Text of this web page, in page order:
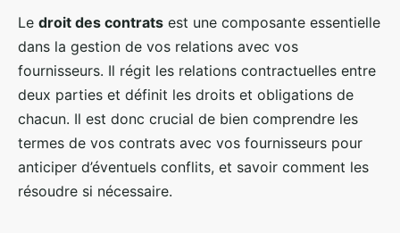
Le droit des contrats est une composante essentielle
dans la gestion de vos relations avec vos
fournisseurs. Il régit les relations contractuelles entre
deux parties et définit les droits et obligations de
chacun. Il est donc crucial de bien comprendre les
termes de vos contrats avec vos fournisseurs pour
anticiper d’éventuels conflits, et savoir comment les
résoudre si nécessaire.